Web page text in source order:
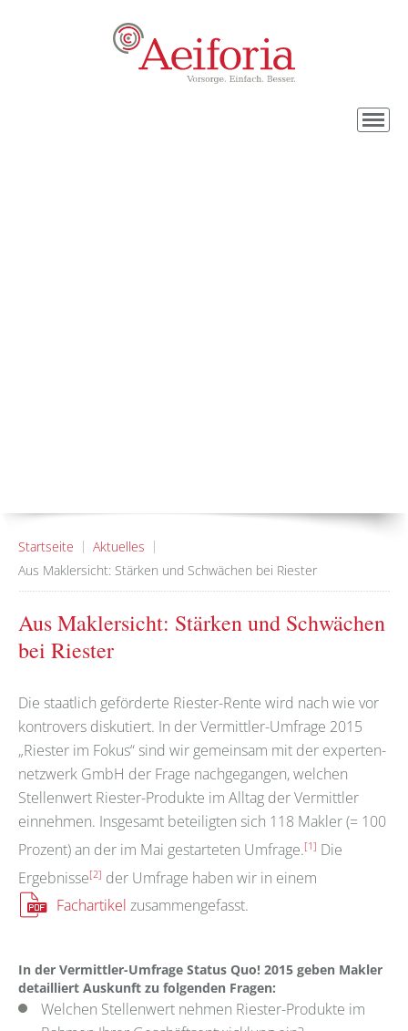
Startseite
Aktuelles
Aus Maklersicht: Stärken und Schwächen bei Riester
Aus Maklersicht: Stärken und Schwächen
bei Riester
Die staatlich geförderte Riester-Rente wird nach wie vor
kontrovers diskutiert. In der Vermittler-Umfrage 2015
„Riester im Fokus“ sind wir gemeinsam mit der experten-
netzwerk GmbH der Frage nachgegangen, welchen
Stellenwert Riester-Produkte im Alltag der Vermittler
einnehmen. Insgesamt beteiligten sich 118 Makler (= 100
Prozent) an der im Mai gestarteten Umfrage.[1] Die
Ergebnisse[2] der Umfrage haben wir in einem
Fachartikel zusammengefasst.
In der Vermittler-Umfrage Status Quo! 2015 geben Makler
detailliert Auskunft zu folgenden Fragen:
Welchen Stellenwert nehmen Riester-Produkte im